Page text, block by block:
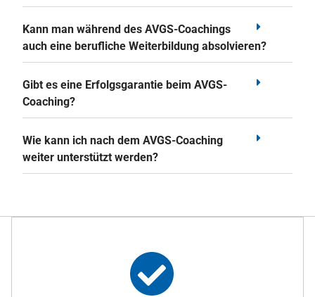
Kann man während des AVGS-Coachings
auch eine berufliche Weiterbildung absolvieren?
Gibt es eine Erfolgsgarantie beim AVGS-
Coaching?
Wie kann ich nach dem AVGS-Coaching
weiter unterstützt werden?